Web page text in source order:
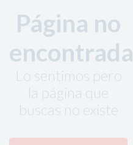
Página no
encontrada
Lo sentimos pero
la página que
buscas no existe